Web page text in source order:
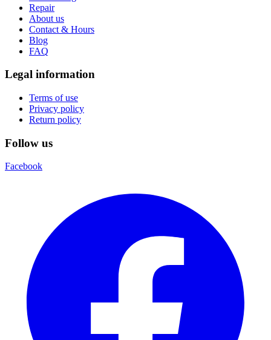
Repair
About us
Contact & Hours
Blog
FAQ
Legal information
Terms of use
Privacy policy
Return policy
Follow us
Facebook